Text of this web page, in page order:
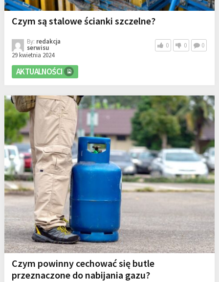
Czym są stalowe ścianki szczelne?
By: redakcja
serwisu
29 kwietnia 2024
0 0 0
AKTUALNOŚCI
Czym powinny cechować się butle
przeznaczone do nabijania gazu?